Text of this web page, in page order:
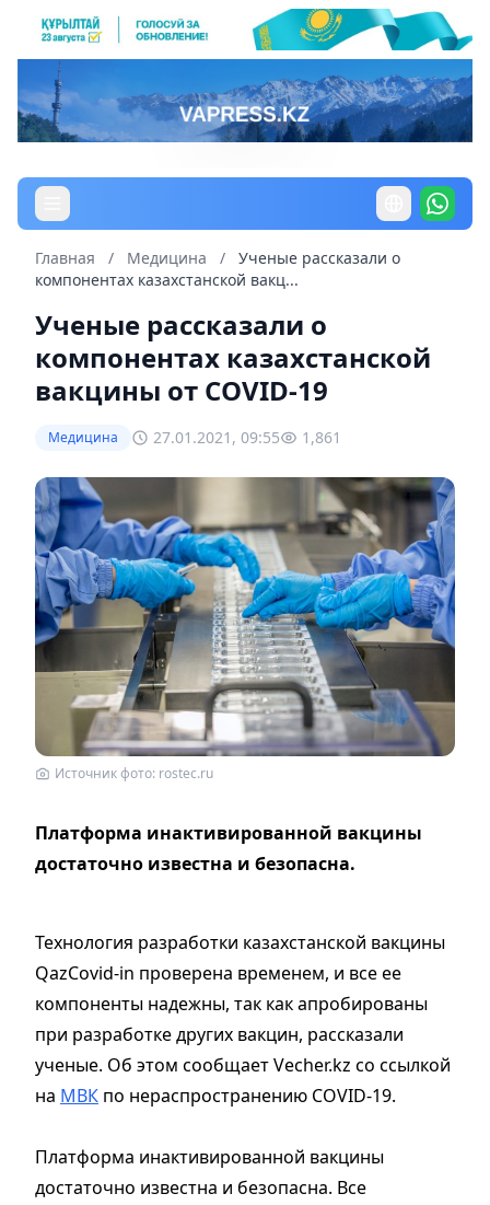
Главная / Медицина /
Ученые рассказали о
компонентах казахстанской вакц...
Ученые рассказали о
компонентах казахстанской
вакцины от COVID-19
Медицина 27.01.2021, 09:55 1,861
Источник фото: rostec.ru
Платформа инактивированной вакцины
достаточно известна и безопасна.
Технология разработки казахстанской вакцины
QazCovid-in проверена временем, и все ее
компоненты надежны, так как апробированы
при разработке других вакцин, рассказали
ученые. Об этом сообщает Vecher.kz со ссылкой
на МВК по нераспространению COVID-19.
Платформа инактивированной вакцины
достаточно известна и безопасна. Все